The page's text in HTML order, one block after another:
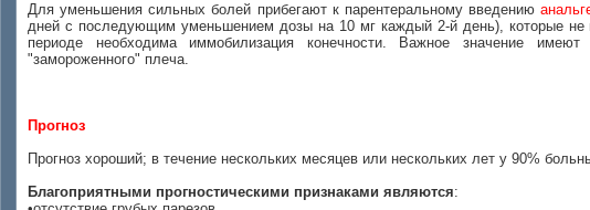
Для уменьшения сильных болей прибегают к парентеральному введению
дней с последующим уменьшением дозы на 10 мг каждый 2-й день), которые не
периоде необходима иммобилизация конечности. Важное значение имеют
"замороженного" плеча.
Прогноз
Прогноз хороший; в течение нескольких месяцев или нескольких лет у 90%
Благоприятными прогностическими признаками являются: